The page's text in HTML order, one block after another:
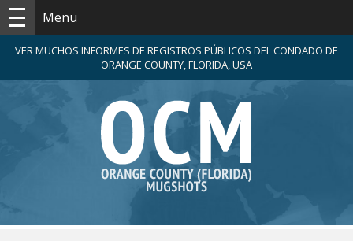
Menu
VER MUCHOS INFORMES DE REGISTROS PÚBLICOS DEL CONDADO DE
ORANGE COUNTY, FLORIDA, USA